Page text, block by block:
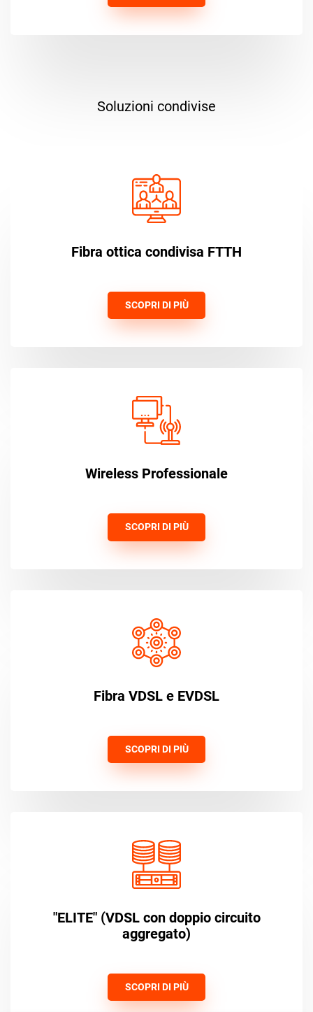
Soluzioni condivise
Fibra ottica condivisa FTTH
SCOPRI DI PIÙ
Wireless Professionale
SCOPRI DI PIÙ
Fibra VDSL e EVDSL
SCOPRI DI PIÙ
"ELITE" (VDSL con doppio circuito
aggregato)
SCOPRI DI PIÙ